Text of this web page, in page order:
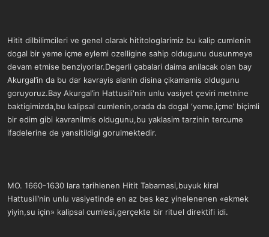
Hitit dilbilimcileri ve genel olarak hititologlarimiz bu kalip cumlenin
dogal bir yeme içme eylemi ozelligine sahip oldugunu dusunmeye
devam etmise benziyorlar.Degerli çabalari daima anilacak olan bay
Akurgal’in da bu dar kavrayis alanin disina çikamamis oldugunu
goruyoruz.Bay Akurgal’in Hattusili'nin unlu vasiyet çeviri metnine
baktigimizda,bu kalipsal cumlenin,orada da dogal ‘yeme,içme’ biçimli
bir edim gibi kavranilmis oldugunu,bu yaklasim tarzinin tercume
ifadelerine de yansitildigi gorulmektedir.
MO. 1660-1630 lara tarihlenen Hitit Tabarnasi,buyuk kiral
Hattusili’nin unlu vasiyetinde en az bes kez yinelenenen «ekmek
yiyin,su için» kalipsal cumlesi,gerçekte bir rituel direktifi idi.